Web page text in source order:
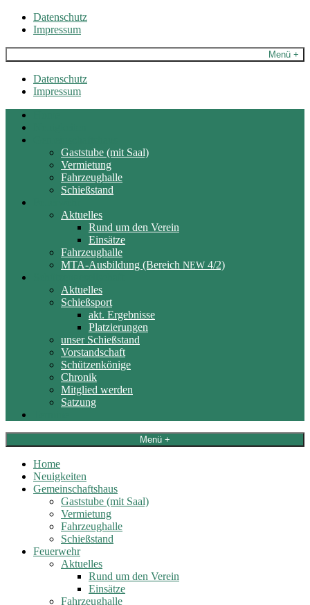
Skip
Datenschutz
Impressum
Menü +
Datenschutz
Impressum
Gaststube (mit Saal)
Vermietung
Fahrzeughalle
Schießstand
Aktuelles
Rund um den Verein
Einsätze
Fahrzeughalle
MTA-Ausbildung (Bereich NEW 4/2)
Aktuelles
Schießsport
akt. Ergebnisse
Platzierungen
unser Schießstand
Vorstandschaft
Schützenkönige
Chronik
Mitglied werden
Satzung
Menü +
Home
Neuigkeiten
Gemeinschaftshaus
Gaststube (mit Saal)
Vermietung
Fahrzeughalle
Schießstand
Feuerwehr
Aktuelles
Rund um den Verein
Einsätze
Fahrzeughalle